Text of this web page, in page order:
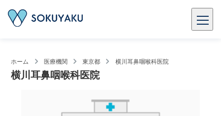
ホーム 医療機関 東京都 横川耳鼻咽喉科医院
横川耳鼻咽喉科医院